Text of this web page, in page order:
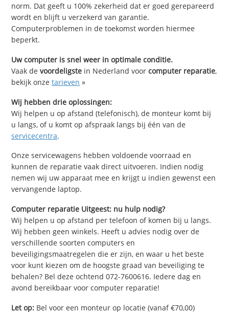
norm. Dat geeft u 100% zekerheid dat er goed gerepareerd
wordt en blijft u verzekerd van garantie.
Computerproblemen in de toekomst worden hiermee
beperkt.
Uw computer is snel weer in optimale conditie.
Vaak devoordeligste in Nederland voorcomputer reparatie,
bekijk onzetarieven »
Wij hebben drie oplossingen:
Wij helpen u op afstand (telefonisch), de monteur komt bij
u langs, of u komt op afspraak langs bij één van de
servicecentra.
Onze servicewagens hebben voldoende voorraad en
kunnen de reparatie vaak direct uitvoeren. Indien nodig
nemen wij uw apparaat mee en krijgt u indien gewenst een
vervangende laptop.
Computer reparatie Uitgeest: nu hulp nodig?
Wij helpen u op afstand per telefoon of komen bij u langs.
Wij hebben geen winkels. Heeft u advies nodig over de
verschillende soorten computers en
beveiligingsmaatregelen die er zijn, en waar u het beste
voor kunt kiezen om de hoogste graad van beveiliging te
behalen? Bel deze ochtend 072-7600616. Iedere dag en
avond bereikbaar voor computer reparatie!
Let op: Bel voor een monteur op locatie (vanaf €70,00)